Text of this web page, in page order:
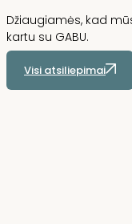
Džiaugiamės, kad
kartu su GABU.
Visi atsiliepimai